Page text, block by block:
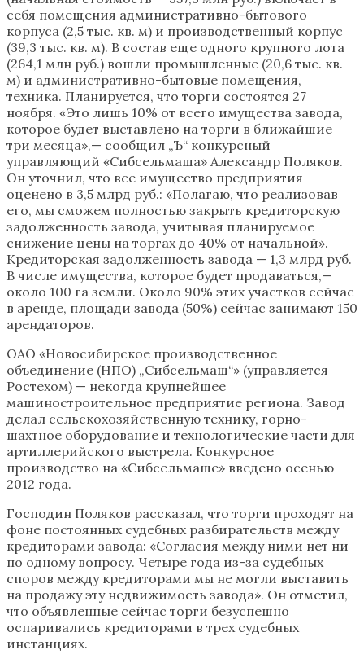
себя помещения административно-бытового
корпуса (2,5 тыс. кв. м) и производственный корпус
(39,3 тыс. кв. м). В состав еще одного крупного лота
(264,1 млн руб.) вошли промышленные (20,6 тыс. кв.
м) и административно-бытовые помещения,
техника. Планируется, что торги состоятся 27
ноября. «Это лишь 10% от всего имущества завода,
которое будет выставлено на торги в ближайшие
три месяца»,— сообщил „Ъ“ конкурсный
управляющий «Сибсельмаша» Александр Поляков.
Он уточнил, что все имущество предприятия
оценено в 3,5 млрд руб.: «Полагаю, что реализовав
его, мы сможем полностью закрыть кредиторскую
задолженность завода, учитывая планируемое
снижение цены на торгах до 40% от начальной».
Кредиторская задолженность завода — 1,3 млрд руб.
В числе имущества, которое будет продаваться,—
около 100 га земли. Около 90% этих участков сейчас
в аренде, площади завода (50%) сейчас занимают 150
арендаторов.
ОАО «Новосибирское производственное
объединение (НПО) „Сибсельмаш“» (управляется
Ростехом) — некогда крупнейшее
машиностроительное предприятие региона. Завод
делал сельскохозяйственную технику, горно-
шахтное оборудование и технологические части для
артиллерийского выстрела. Конкурсное
производство на «Сибсельмаше» введено осенью
2012 года.
Господин Поляков рассказал, что торги проходят на
фоне постоянных судебных разбирательств между
кредиторами завода: «Согласия между ними нет ни
по одному вопросу. Четыре года из-за судебных
споров между кредиторами мы не могли выставить
на продажу эту недвижимость завода». Он отметил,
что объявленные сейчас торги безуспешно
оспаривались кредиторами в трех судебных
инстанциях.